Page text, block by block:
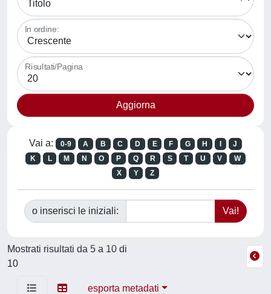
In ordine:
Risultati/Pagina
Vai a: 0-9 A B C D E F G H
J
K
L M N O P Q R S T U V
W
X
Y Z
o inserisci le iniziali:
Mostrati risultati da 5 a 10 di
10
esporta metadati